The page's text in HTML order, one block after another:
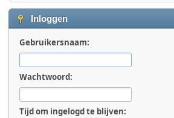
Inloggen
Gebruikersnaam:
Wachtwoord:
Tijd om ingelogd te blijven: